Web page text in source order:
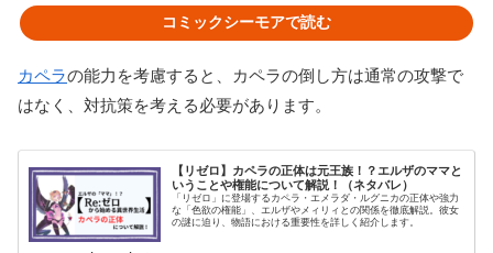
コミックシーモアで読む
カペラの能力を考慮すると、カペラの倒し方は通常の攻撃で
はなく、対抗策を考える必要があります。
【リゼロ】カペラの正体は元王族！？エルザのママと
いうことや権能について解説！（ネタバレ）
「リゼロ」に登場するカペラ・エメラダ・ルグニカの正体や強力
な「色欲の権能」、エルザやメィリィとの関係を徹底解説。彼女
の謎に迫り、物語における重要性を詳しく紹介します。